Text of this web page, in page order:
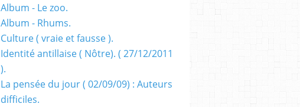
Album - Le zoo.
Album - Rhums.
Culture ( vraie et fausse ).
Identité antillaise ( Nôtre). ( 27/12/2011
).
La pensée du jour ( 02/09/09) : Auteurs
difficiles.